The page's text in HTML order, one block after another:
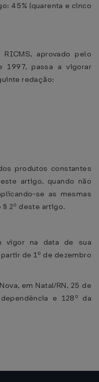
45% (quarenta e cinco
aprovado pelo
1997, passa a vigorar
redação:
produtos constantes
artigo, quando não
se as mesmas
2º deste artigo.
vigor na data de sua
de 1º de dezembro
em Natal/RN, 25 de
e 128º da